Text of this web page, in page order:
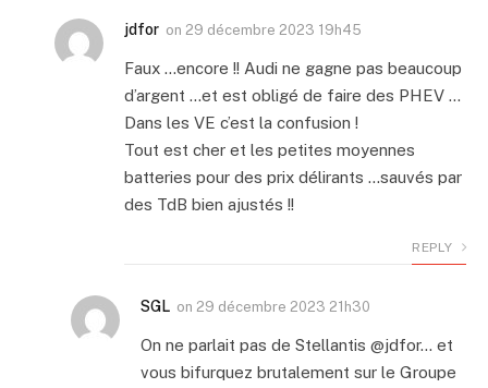
jdfor on 29 décembre 2023 19h45
Faux …encore !! Audi ne gagne pas beaucoup
d’argent …et est obligé de faire des PHEV …
Dans les VE c’est la confusion !
Tout est cher et les petites moyennes
batteries pour des prix délirants …sauvés par
des TdB bien ajustés !!
REPLY
SGL on 29 décembre 2023 21h30
On ne parlait pas de Stellantis @jdfor… et
vous bifurquez brutalement sur le Groupe